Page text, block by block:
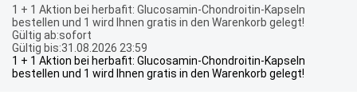
1 + 1 Aktion bei herbafit: Glucosamin-Chondroitin-Kapseln
bestellen und 1 wird Ihnen gratis in den Warenkorb gelegt!
Gültig ab:sofort
Gültig bis:31.08.2026 23:59
1 + 1 Aktion bei herbafit: Glucosamin-Chondroitin-Kapseln
bestellen und 1 wird Ihnen gratis in den Warenkorb gelegt!